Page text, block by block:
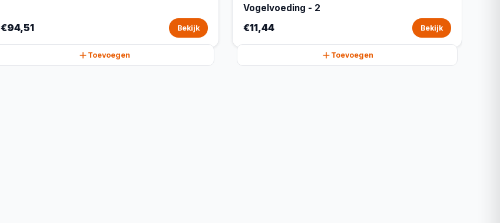
€94,51 Bekijk
Toevoegen
Vogelvoeding - 2
€11,44 Bekijk
Toevoegen